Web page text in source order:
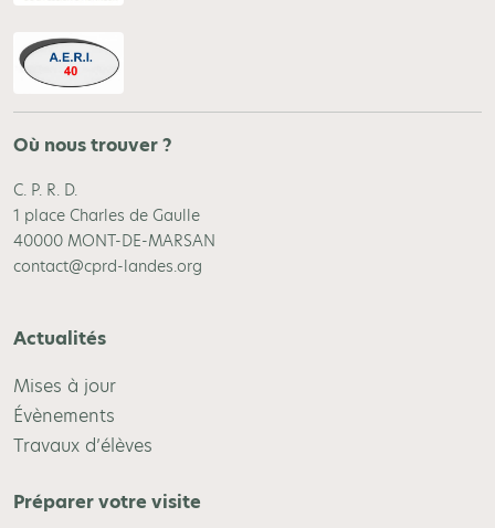
Où nous trouver ?
C. P. R. D.
1 place Charles de Gaulle
40000 MONT-DE-MARSAN
contact@cprd-landes.org
Actualités
Mises à jour
Évènements
Travaux d’élèves
Préparer votre visite